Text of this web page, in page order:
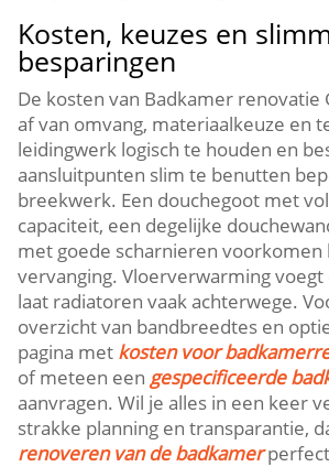
Kosten, keuzes en
besparingen
De kosten van Badkamer renovatie
af van omvang, materiaalkeuze en
leidingwerk logisch te houden en
aansluitpunten slim te benutten
breekwerk. Een douchegoot met
capaciteit, een degelijke
met goede scharnieren voorkomen
vervanging. Vloerverwarming
laat radiatoren vaak achterwege.
overzicht van bandbreedtes en
pagina met kosten voor
of meteen eengespecificeerde
aanvragen. Wil je alles in een keer
strakke planning en transparantie,
renoveren van de badkamer